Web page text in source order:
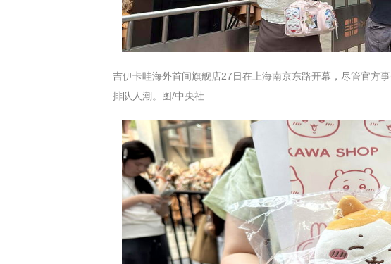
吉伊卡哇海外首间旗舰店27日在上海南京东路开幕，尽管官方
排队人潮。图/中央社